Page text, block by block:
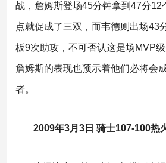
战，詹姆斯登场45分钟拿到47分12
点就促成了三双，而韦德则出场43
板9次助攻，不可否认这是场MVP
詹姆斯的表现也预示着他们必将会
者。
2009年3月3日 骑士107-100热